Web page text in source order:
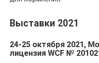
Выставки 2021
24-25 октября 2021,
лицензия WCF №